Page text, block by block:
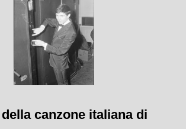
canzone italiana di